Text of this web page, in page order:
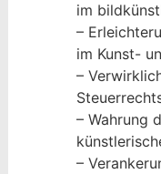
im
–
im Kunst-
–
– Wahrung
–